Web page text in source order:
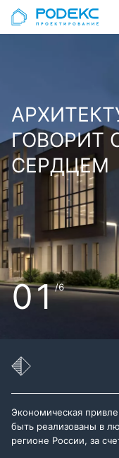
ГОВОРИТ
СЕРДЦЕМ
01/6
Экономическая
быть реализованы в
регионе России, за